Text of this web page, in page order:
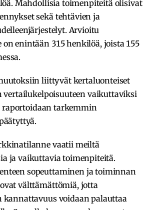
Mahdollisia toimenpiteitä olisivat
sekä tehtävien ja
Arvioitu
enintään 315 henkilöä, joista 155
liittyvät kertaluonteiset
vaikuttaviksi
raportoidaan tarkemmin
vaatii meiltä
ja vaikuttavia toimenpiteitä.
sopeuttaminen ja toiminnan
välttämättömiä, jotta
voidaan palauttaa